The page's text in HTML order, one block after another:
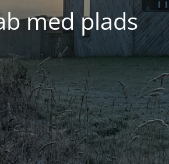
med plads